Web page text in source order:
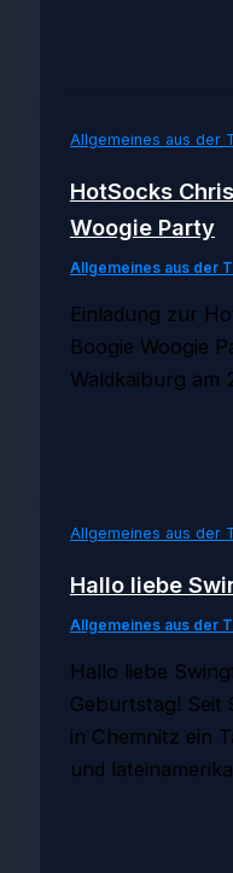
Allgemeines aus der
HotSocks
Woogie Party
Allgemeines aus der
Einladung zur
Boogie Woogie
Waldkaiburg am
Allgemeines aus der
Hallo liebe
Allgemeines aus der
Hallo liebe
Geburtstag! Seit
in Chemnitz ein
und